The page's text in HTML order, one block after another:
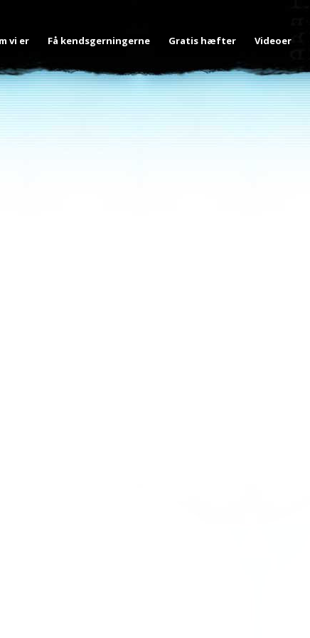
vi er Få kendsgerningerne Gratis hæfter Videoer